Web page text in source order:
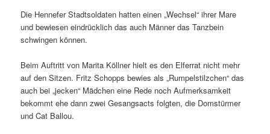
Die Hennefer Stadtsoldaten hatten einen „Wechsel“ ihrer Mare
und bewiesen eindrücklich das auch Männer das Tanzbein
schwingen können.
Beim Auftritt von Marita Köllner hielt es den Elferrat nicht mehr
auf den Sitzen. Fritz Schopps bewies als „Rumpelstilzchen“ das
auch bei „jecken“ Mädchen eine Rede noch Aufmerksamkeit
bekommt ehe dann zwei Gesangsacts folgten, die Domstürmer
und Cat Ballou.